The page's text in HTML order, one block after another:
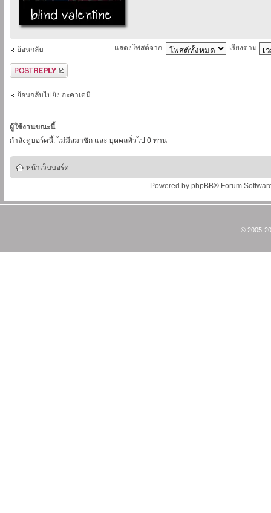
ย้อนกลับ แสดงโพสต์จาก: เรียงตาม
ตอบกระทู้
ย้อนกลับไปยัง อะคาเดมี่
ผู้ใช้งานขณะนี้
กำลังดูบอร์ดนี้: ไม่มีสมาชิก และ บุคคลทั่วไป 0 ท่าน
หน้าเว็บบอร์ด
Powered by phpBB® Forum
© 2005-